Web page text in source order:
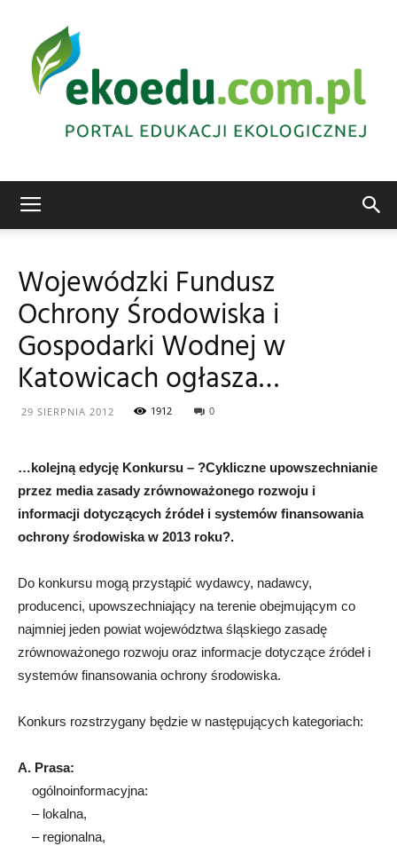
ekologiczna
Abrys
Wojewódzki Fundusz
Ochrony Środowiska i
Gospodarki Wodnej w
Katowicach ogłasza…
29 SIERPNIA 2012 1912 0
…kolejną edycję Konkursu – ?Cykliczne upowszechnianie
przez media zasady zrównoważonego rozwoju i
informacji dotyczących źródeł i systemów finansowania
ochrony środowiska w 2013 roku?.
Do konkursu mogą przystąpić wydawcy, nadawcy,
producenci, upowszechniający na terenie obejmującym co
najmniej jeden powiat województwa śląskiego zasadę
zrównoważonego rozwoju oraz informacje dotyczące źródeł i
systemów finansowania ochrony środowiska.
Konkurs rozstrzygany będzie w następujących kategoriach:
A. Prasa:
ogólnoinformacyjna:
– lokalna,
– regionalna,